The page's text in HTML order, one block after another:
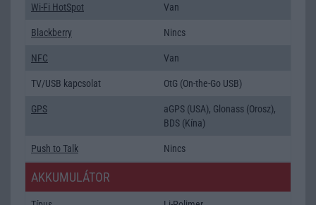
Wi-Fi HotSpot Van
Blackberry Nincs
NFC Van
TV/USB kapcsolat OtG (On-the-Go USB)
GPS
aGPS (USA), Glonass (Orosz),
BDS (Kína)
Push to Talk Nincs
AKKUMULÁTOR